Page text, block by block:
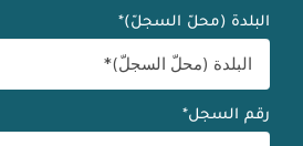
البلدة (محلّ السجلّ)*
رقم السجل*